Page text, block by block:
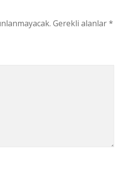
Gerekli alanlar*